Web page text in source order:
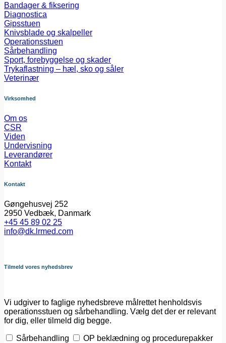
Bandager & fiksering
Diagnostica
Gipsstuen
Knivsblade og skalpeller
Operationsstuen
Sårbehandling
Sport, forebyggelse og skader
Trykaflastning – hæl, sko og såler
Veterinær
Virksomhed
Om os
CSR
Viden
Undervisning
Leverandører
Kontakt
Kontakt
Gøngehusvej 252
2950 Vedbæk, Danmark
+45 45 89 02 25
info@dk.lrmed.com
Tilmeld vores nyhedsbrev
Vi udgiver to faglige nyhedsbreve målrettet henholdsvis
operationsstuen og sårbehandling. Vælg det der er relevant
for dig, eller tilmeld dig begge.
Sårbehandling OP beklædning og procedurepakker